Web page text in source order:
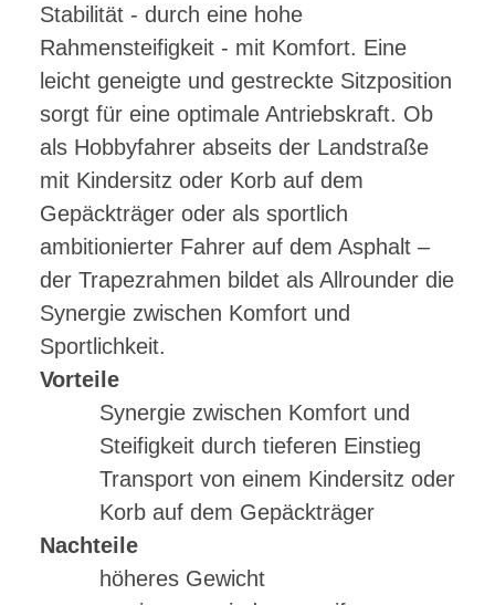
Stabilität - durch eine hohe
Rahmensteifigkeit - mit Komfort. Eine
leicht geneigte und gestreckte Sitzposition
sorgt für eine optimale Antriebskraft. Ob
als Hobbyfahrer abseits der Landstraße
mit Kindersitz oder Korb auf dem
Gepäckträger oder als sportlich
ambitionierter Fahrer auf dem Asphalt –
der Trapezrahmen bildet als Allrounder die
Synergie zwischen Komfort und
Sportlichkeit.
Vorteile
Synergie zwischen Komfort und
Steifigkeit durch tieferen Einstieg
Transport von einem Kindersitz oder
Korb auf dem Gepäckträger
Nachteile
höheres Gewicht